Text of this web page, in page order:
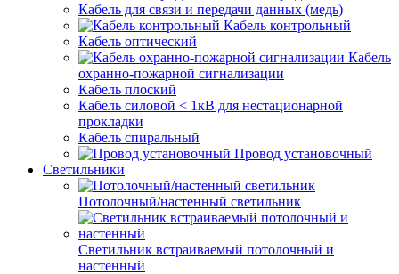
Кабель для связи и передачи данных (медь)
Кабель контрольный
Кабель оптический
Кабель
охранно-пожарной сигнализации
Кабель плоский
Кабель силовой < 1кВ для нестационарной
прокладки
Кабель спиральный
Провод установочный
Светильники
Потолочный/настенный светильник
Светильник встраиваемый потолочный и
настенный